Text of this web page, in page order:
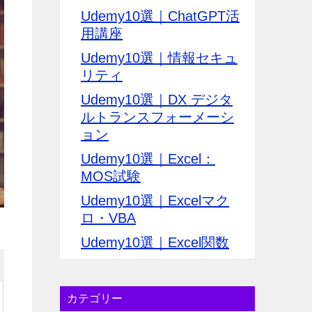
Udemy10選｜ChatGPT活
用講座
Udemy10選｜情報セキュ
リティ
Udemy10選｜DX デジタ
ルトランスフォーメーシ
ョン
Udemy10選｜Excel：
MOS試験
Udemy10選｜Excelマク
ロ・VBA
Udemy10選｜Excel関数
カテゴリー